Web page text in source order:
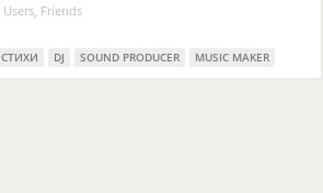
Users, Friends
СТИХИ DJ SOUND PRODUCER MUSIC MAKER